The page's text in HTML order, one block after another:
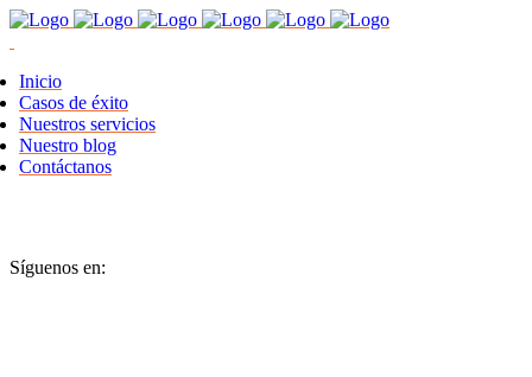
Inicio
Casos de éxito
Nuestros servicios
Nuestro blog
Contáctanos
Síguenos en: